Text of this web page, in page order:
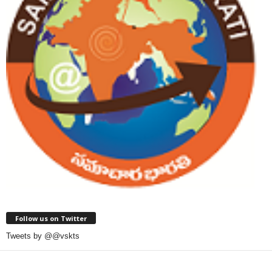
Follow us on Twitter
Tweets by @@vskts